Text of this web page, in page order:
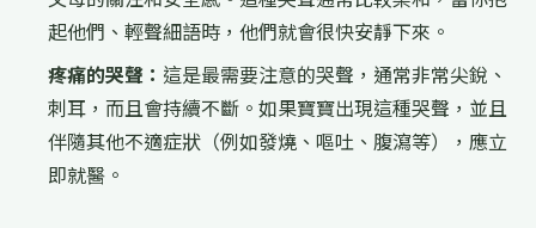
起他們、輕聲細語時，他們就會很快安靜下來。
疼痛的哭聲： 這是最需要注意的哭聲，通常非常尖銳、
刺耳，而且會持續不斷。如果寶寶出現這種哭聲，並且
伴隨其他不適症狀（例如發燒、嘔吐、腹瀉等），應立
即就醫。